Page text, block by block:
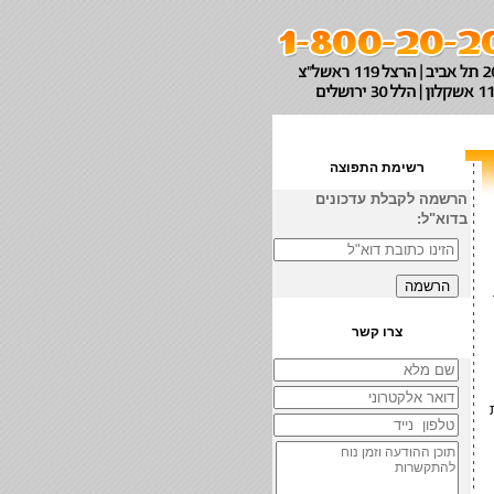
רשימת התפוצה
הרשמה לקבלת עדכונים
בדוא"ל:
צרו קשר